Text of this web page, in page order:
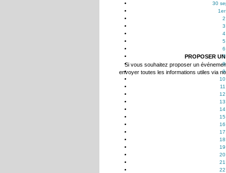
30
PROPOSER
Si vous souhaitez proposer un
envoyer toutes les informations utiles via